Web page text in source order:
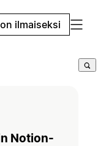
ilmaiseksi
Notion-